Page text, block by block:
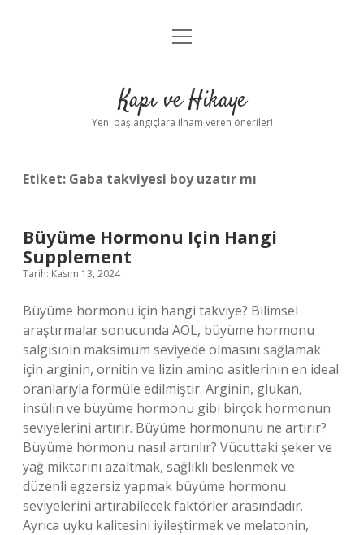
Anasayfa
Yasal Uyarı
menüyü
Kapı ve Hikaye
Yeni başlangıçlara ilham veren öneriler!
Etiket: Gaba takviyesi boy uzatır mı
Büyüme Hormonu Için Hangi
Supplement
Tarih: Kasım 13, 2024
Büyüme hormonu için hangi takviye? Bilimsel
araştırmalar sonucunda AOL, büyüme hormonu
salgısının maksimum seviyede olmasını sağlamak
için arginin, ornitin ve lizin amino asitlerinin en ideal
oranlarıyla formüle edilmiştir. Arginin, glukan,
insülin ve büyüme hormonu gibi birçok hormonun
seviyelerini artırır. Büyüme hormonunu ne artırır?
Büyüme hormonu nasıl artırılır? Vücuttaki şeker ve
yağ miktarını azaltmak, sağlıklı beslenmek ve
düzenli egzersiz yapmak büyüme hormonu
seviyelerini artırabilecek faktörler arasındadır.
Ayrıca uyku kalitesini iyileştirmek ve melatonin,